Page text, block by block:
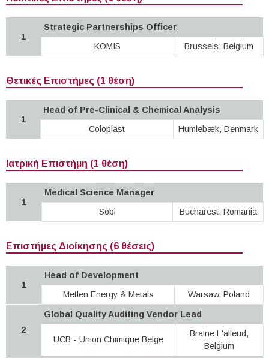
1
Strategic Partnerships Officer
KOMIS
Brussels, Belgium
Θετικές Επιστήμες (1 θέση)
1
Head of Pre-Clinical & Chemical Analysis
Coloplast
Humlebæk, Denmark
Ιατρική Επιστήμη (1 θέση)
1
Medical Science Manager
Sobi
Bucharest, Romania
Επιστήμες Διοίκησης (6 θέσεις)
1
Head of Development
Metlen Εnergy & Metals
Warsaw, Poland
2
Global Quality Auditing Vendor Lead
UCB - Union Chimique Belge
Braine L'alleud,
Belgium